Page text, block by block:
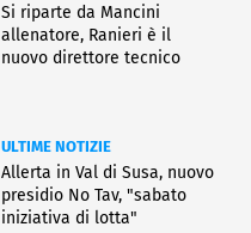
Si riparte da Mancini
allenatore, Ranieri è il
nuovo direttore tecnico
ULTIME NOTIZIE
Allerta in Val di Susa, nuovo
presidio No Tav, "sabato
iniziativa di lotta"